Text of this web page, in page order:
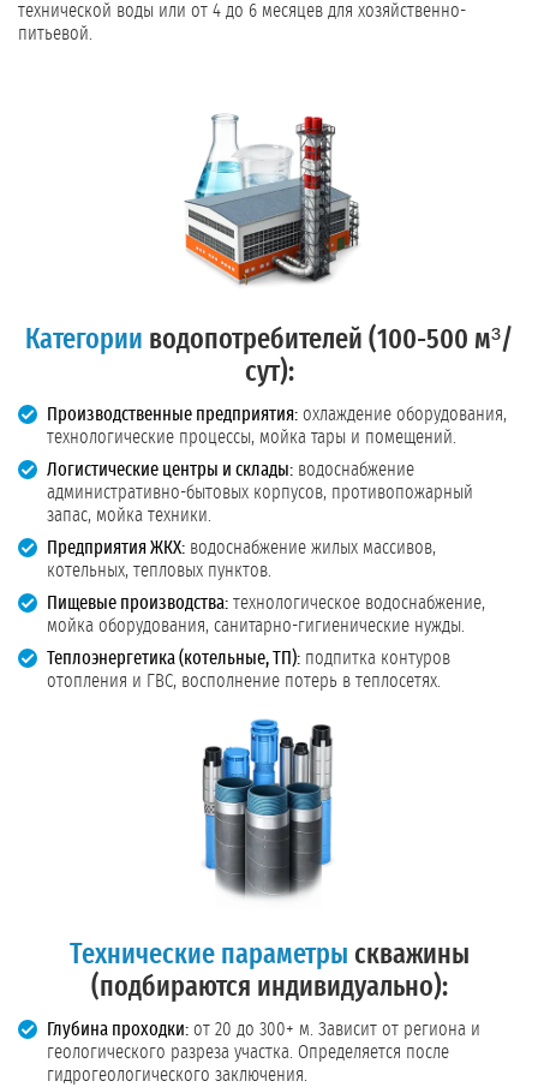
технической воды или от 4 до 6 месяцев для хозяйственно-
питьевой.
Категории водопотребителей (100-500 м³/
сут):
Производственные предприятия: охлаждение оборудования,
технологические процессы, мойка тары и помещений.
Логистические центры и склады: водоснабжение
административно-бытовых корпусов, противопожарный
запас, мойка техники.
Предприятия ЖКХ: водоснабжение жилых массивов,
котельных, тепловых пунктов.
Пищевые производства: технологическое водоснабжение,
мойка оборудования, санитарно-гигиенические нужды.
Теплоэнергетика (котельные, ТП): подпитка контуров
отопления и ГВС, восполнение потерь в теплосетях.
Технические параметры скважины
(подбираются индивидуально):
Глубина проходки: от 20 до 300+ м. Зависит от региона и
геологического разреза участка. Определяется после
гидрогеологического заключения.